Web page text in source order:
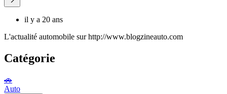
il y a 20 ans
L'actualité automobile sur http://www.blogzineauto.com
Catégorie
🚗
Auto